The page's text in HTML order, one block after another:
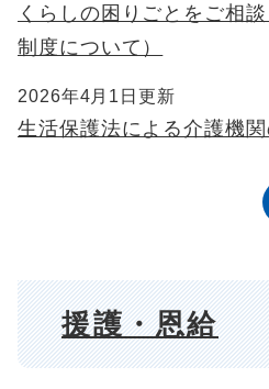
くらしの困りごとをご相
制度について）
2026年4月1日更新
生活保護法による介護機
援護・恩給